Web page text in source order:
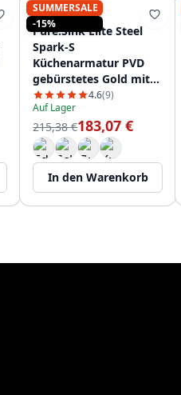
SUMMERSALE
-15%
PURE.SINK
Pure.Sink Elite Steel
Spark-S
Küchenarmatur PVD
gebürstetes Gold mit
ausziehbarem Auslauf
PS8041-60
4.6(9)
Auf Lager
215,38 €183,07 €
In den Warenkorb